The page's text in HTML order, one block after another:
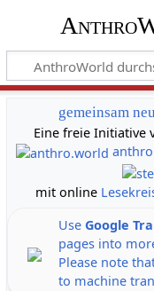
gemeinsam
Eine freie Initiative
mit online
Use Google
pages into
Please note
to machine